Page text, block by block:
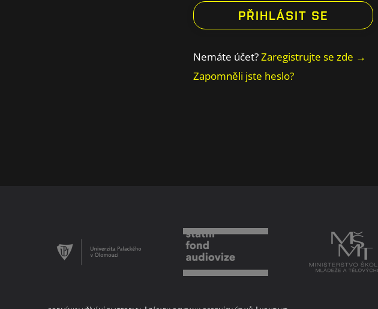
Nemáte účet?Zaregistrujte se zde →
Zapomněli jste heslo?